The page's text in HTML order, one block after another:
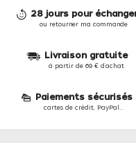
28 jours pour
ou retourner ma commande
Livraison gratuite
à partir de 69 € d'achat
Paiements sécurisés
cartes de crédit, PayPal...